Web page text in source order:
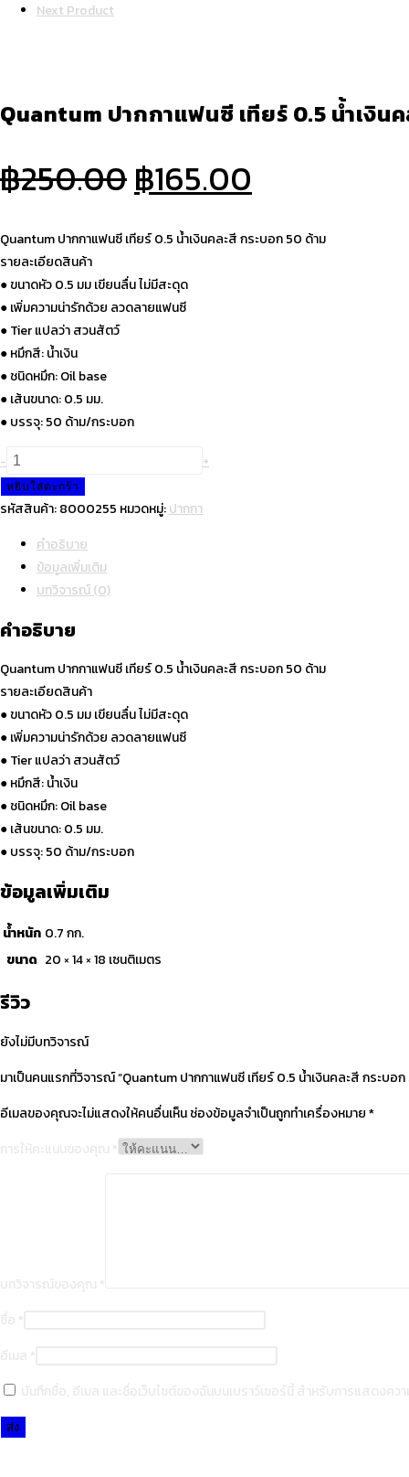
Next Product
Quantum ปากกาแฟนซี เทียร์ 0.5 น้ำเงิน
฿250.00Original
price
was:
฿250.00.
฿165.00
price
is:
Quantum ปากกาแฟนซี เทียร์ 0.5 น้ำเงินคละสี กระบอก 50 ด้าม
รายละเอียดสินค้า
● ขนาดหัว 0.5 มม เขียนลื่น ไม่มีสะดุด
● เพิ่มความน่ารักด้วย ลวดลายแฟนซี
● Tier แปลว่า สวนสัตว์
● หมึกสี: น้ำเงิน
● ชนิดหมึก: Oil base
● เส้นขนาด: 0.5 มม.
● บรรจุ: 50 ด้าม/กระบอก
จำนวน
Quantum
ปากกา
เทียร์
น้ำเงิน
สี
กระบอก
50
ด้าม
ชิ้น
- +
หยิบใส่ตะกร้า
รหัสสินค้า:8000255 หมวดหมู่:ปากกา
คำอธิบาย
ข้อมูลเพิ่มเติม
บทวิจารณ์ (0)
คำอธิบาย
Quantum ปากกาแฟนซี เทียร์ 0.5 น้ำเงินคละสี กระบอก 50 ด้าม
รายละเอียดสินค้า
● ขนาดหัว 0.5 มม เขียนลื่น ไม่มีสะดุด
● เพิ่มความน่ารักด้วย ลวดลายแฟนซี
● Tier แปลว่า สวนสัตว์
● หมึกสี: น้ำเงิน
● ชนิดหมึก: Oil base
● เส้นขนาด: 0.5 มม.
● บรรจุ: 50 ด้าม/กระบอก
ข้อมูลเพิ่มเติม
น้ำหนัก 0.7 กก.
ขนาด 20 × 14 × 18 เซนติเมตร
รีวิว
ยังไม่มีบทวิจารณ์
มาเป็นคนแรกที่วิจารณ์ “Quantum ปากกาแฟนซี เทียร์ 0.5 น้ำเงินคละสี กระบอก
อีเมลของคุณจะไม่แสดงให้คนอื่นเห็นช่องข้อมูลจำเป็นถูกทำเครื่องหมาย*